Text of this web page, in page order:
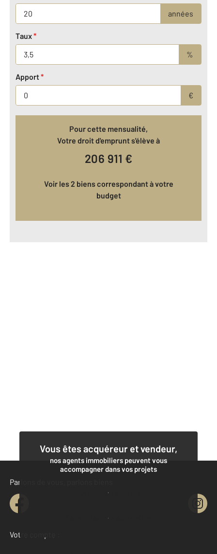
années
Taux*
%
Apport*
€
Pour cette mensualité,
Votre droit d'emprunt s'élève à
206 911 €
Voir les 2 biens correspondant à votre
budget
Vous êtes acquéreur et vendeur,
nos agents immobiliers peuvent vous
accompagner dans vos projets
Contacter l'agence
Demander une estimation
Parlons de vous, parlons biens
Votre compte :